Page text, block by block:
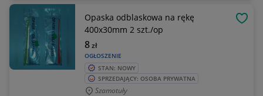
Opaska odblaskowa na rękę
400x30mm 2 szt./op
OGŁOSZENIE
8zł
STAN: NOWY
SPRZEDAJĄCY: OSOBA PRYWATNA
Szamotuły